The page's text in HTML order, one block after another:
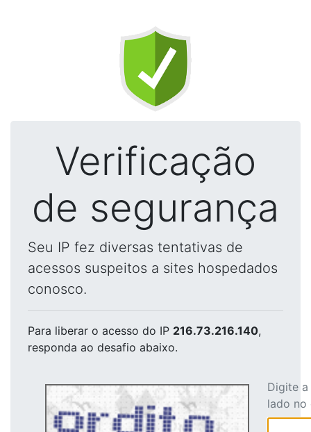
Verificação
de segurança
Seu IP fez diversas tentativas de
acessos suspeitos a sites hospedados
conosco.
Para liberar o acesso do IP 216.73.216.140,
responda ao desafio abaixo.
Digite
lado no